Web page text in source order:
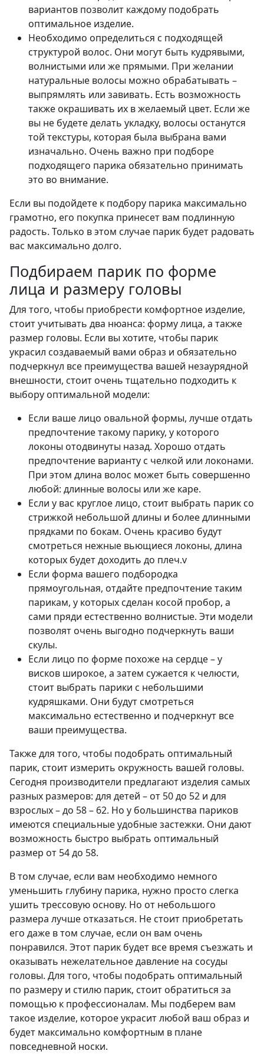
вариантов позволит каждому подобрать
оптимальное изделие.
Необходимо определиться с подходящей
структурой волос. Они могут быть кудрявыми,
волнистыми или же прямыми. При желании
натуральные волосы можно обрабатывать –
выпрямлять или завивать. Есть возможность
также окрашивать их в желаемый цвет. Если же
вы не будете делать укладку, волосы останутся
той текстуры, которая была выбрана вами
изначально. Очень важно при подборе
подходящего парика обязательно принимать
это во внимание.
Если вы подойдете к подбору парика максимально
грамотно, его покупка принесет вам подлинную
радость. Только в этом случае парик будет радовать
вас максимально долго.
Подбираем парик по форме
лица и размеру головы
Для того, чтобы приобрести комфортное изделие,
стоит учитывать два нюанса: форму лица, а также
размер головы. Если вы хотите, чтобы парик
украсил создаваемый вами образ и обязательно
подчеркнул все преимущества вашей незаурядной
внешности, стоит очень тщательно подходить к
выбору оптимальной модели:
Если ваше лицо овальной формы, лучше отдать
предпочтение такому парику, у которого
локоны отодвинуты назад. Хорошо отдать
предпочтение варианту с челкой или локонами.
При этом длина волос может быть совершенно
любой: длинные волосы или же каре.
Если у вас круглое лицо, стоит выбрать парик со
стрижкой небольшой длины и более длинными
прядками по бокам. Очень красиво будут
смотреться нежные вьющиеся локоны, длина
которых будет доходить до плеч.v
Если форма вашего подбородка
прямоугольная, отдайте предпочтение таким
парикам, у которых сделан косой пробор, а
сами пряди естественно волнистые. Эти модели
позволят очень выгодно подчеркнуть ваши
скулы.
Если лицо по форме похоже на сердце – у
висков широкое, а затем сужается к челюсти,
стоит выбрать парики с небольшими
кудряшками. Они будут смотреться
максимально естественно и подчеркнут все
ваши преимущества.
Также для того, чтобы подобрать оптимальный
парик, стоит измерить окружность вашей головы.
Сегодня производители предлагают изделия самых
разных размеров: для детей – от 50 до 52 и для
взрослых – до 58 – 62. Но у большинства париков
имеются специальные удобные застежки. Они дают
возможность быстро выбрать оптимальный
размер от 54 до 58.
В том случае, если вам необходимо немного
уменьшить глубину парика, нужно просто слегка
ушить трессовую основу. Но от небольшого
размера лучше отказаться. Не стоит приобретать
его даже в том случае, если он вам очень
понравился. Этот парик будет все время съезжать и
оказывать нежелательное давление на сосуды
головы. Для того, чтобы подобрать оптимальный
по размеру и стилю парик, стоит обратиться за
помощью к профессионалам. Мы подберем вам
такое изделие, которое украсит любой ваш образ и
будет максимально комфортным в плане
повседневной носки.